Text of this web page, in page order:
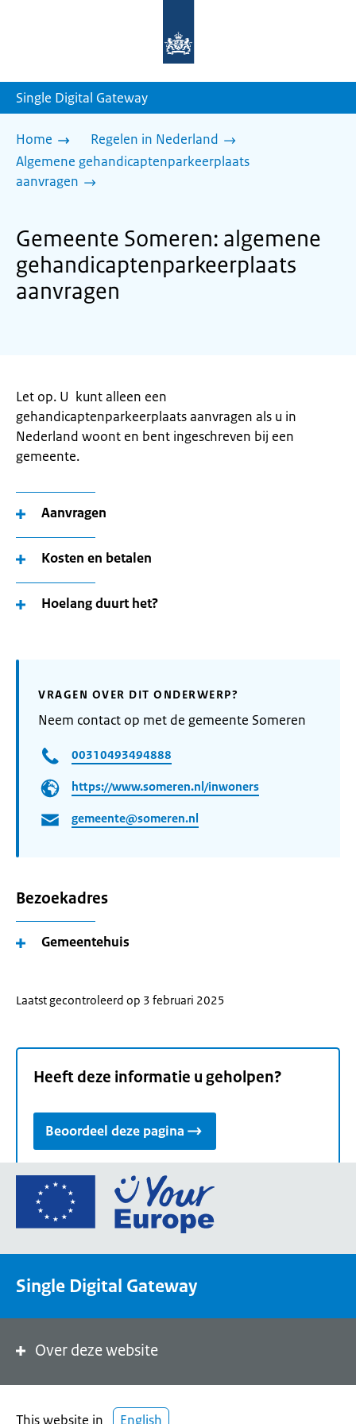
homepage
Single Digital Gateway
Home
Regelen in Nederland
Algemene gehandicaptenparkeerplaats
aanvragen
Gemeente Someren: algemene
gehandicaptenparkeerplaats
aanvragen
Let op. U kunt alleen een
gehandicaptenparkeerplaats aanvragen als u in
Nederland woont en bent ingeschreven bij een
gemeente.
Aanvragen
Kosten en betalen
Hoelang duurt het?
VRAGEN OVER DIT ONDERWERP?
Neem contact op met de gemeente Someren
00310493494888
https://www.someren.nl/inwoners
gemeente@someren.nl
Bezoekadres
Gemeentehuis
Laatst gecontroleerd op 3 februari 2025
Heeft deze informatie u geholpen?
Beoordeel deze pagina
Ga
de
een
de
Single Digital Gateway
Over deze website
This website in English